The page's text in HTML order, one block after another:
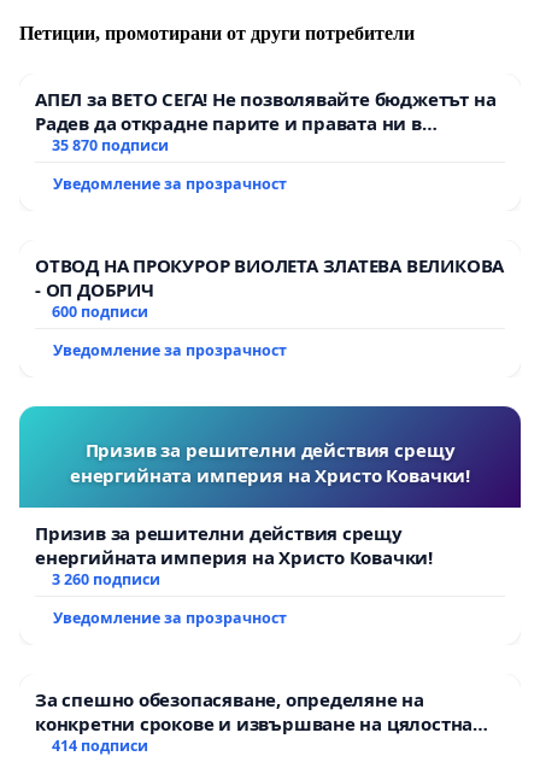
Петиции, промотирани от други потребители
АПЕЛ за ВЕТО СЕГА! Не позволявайте бюджетът на
Радев да открадне парите и правата ни в
тъмното
35 870 подписи
Уведомление за прозрачност
ОТВОД НА ПРОКУРОР ВИОЛЕТА ЗЛАТЕВА ВЕЛИКОВА
- ОП ДОБРИЧ
600 подписи
Уведомление за прозрачност
Призив за решителни действия срещу
енергийната империя на Христо Ковачки!
Призив за решителни действия срещу
енергийната империя на Христо Ковачки!
3 260 подписи
Уведомление за прозрачност
За спешно обезопасяване, определяне на
конкретни срокове и извършване на цялостна
рехабилитация на републиканския път между
414 подписи